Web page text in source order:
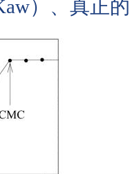
）、真正